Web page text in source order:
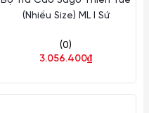
(Nhiều Size) ML I Sứ
(0)
3.056.400₫